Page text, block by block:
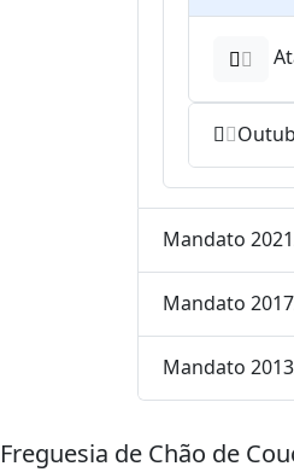
Mandato
Mandato
Mandato
Freguesia de Chão de